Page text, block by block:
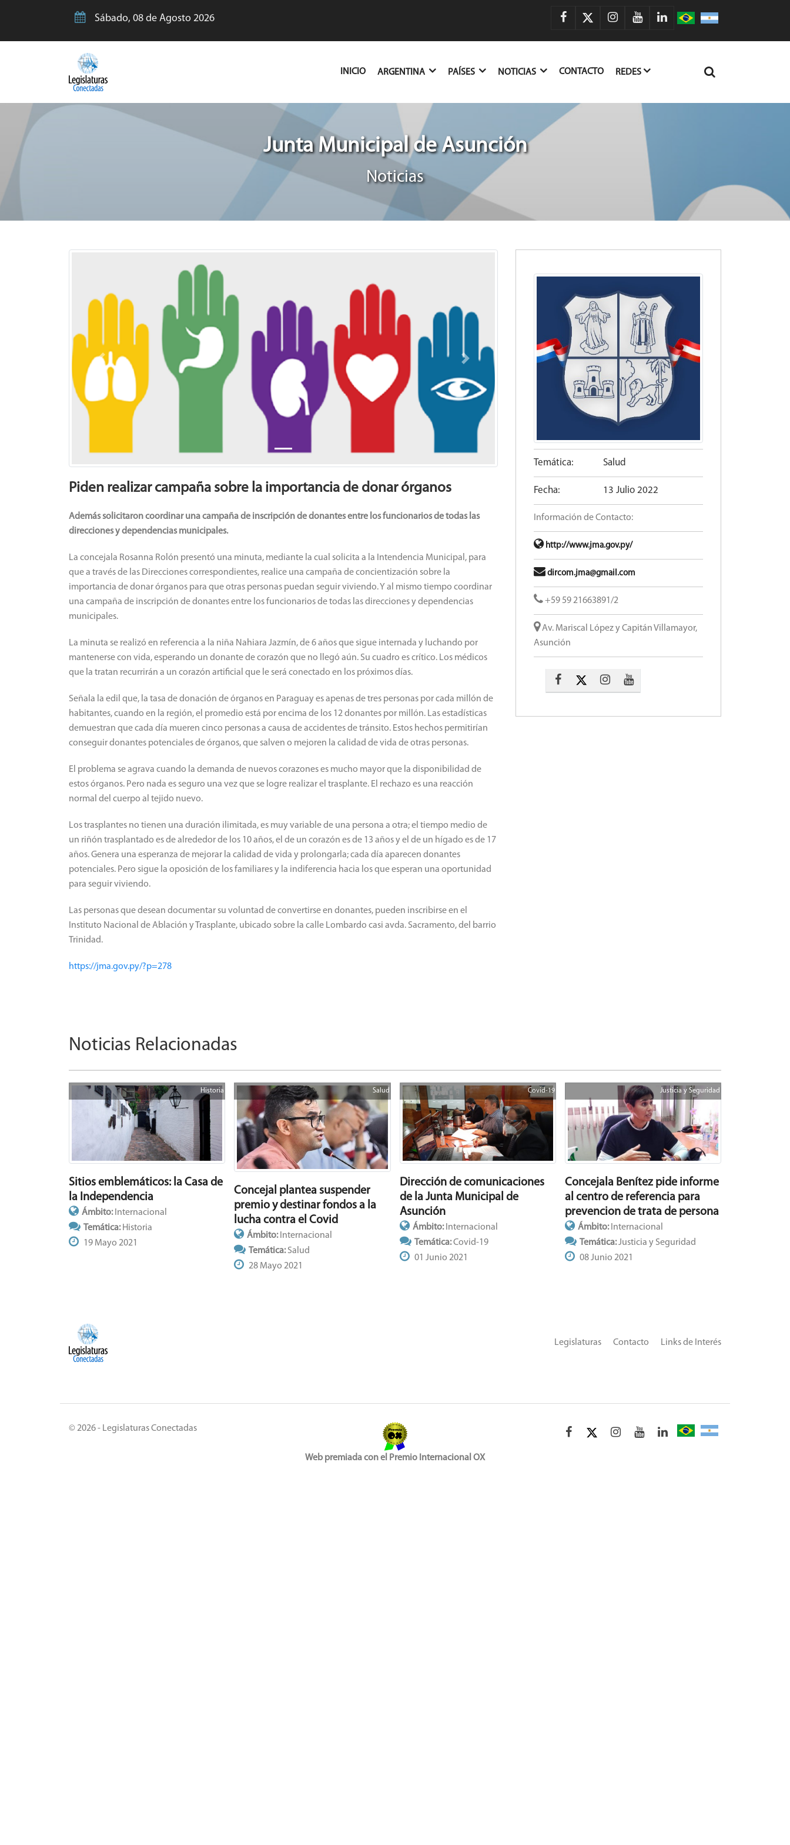
Sábado, 08 de Agosto 2026
INICIO(CURRENT)
ARGENTINA PAÍSES NOTICIAS CONTACTO REDES
Junta Municipal de Asunción
Noticias
Previous Next
Piden realizar campaña sobre la importancia de donar órganos
Además solicitaron coordinar una campaña de inscripción de donantes entre los funcionarios de todas las
direcciones y dependencias municipales.
La concejala Rosanna Rolón presentó una minuta, mediante la cual solicita a la Intendencia Municipal, para
que a través de las Direcciones correspondientes, realice una campaña de concientización sobre la
importancia de donar órganos para que otras personas puedan seguir viviendo. Y al mismo tiempo coordinar
una campaña de inscripción de donantes entre los funcionarios de todas las direcciones y dependencias
municipales.
La minuta se realizó en referencia a la niña Nahiara Jazmín, de 6 años que sigue internada y luchando por
mantenerse con vida, esperando un donante de corazón que no llegó aún. Su cuadro es crítico. Los médicos
que la tratan recurrirán a un corazón artificial que le será conectado en los próximos días.
Señala la edil que, la tasa de donación de órganos en Paraguay es apenas de tres personas por cada millón de
habitantes, cuando en la región, el promedio está por encima de los 12 donantes por millón. Las estadísticas
demuestran que cada día mueren cinco personas a causa de accidentes de tránsito. Estos hechos permitirían
conseguir donantes potenciales de órganos, que salven o mejoren la calidad de vida de otras personas.
El problema se agrava cuando la demanda de nuevos corazones es mucho mayor que la disponibilidad de
estos órganos. Pero nada es seguro una vez que se logre realizar el trasplante. El rechazo es una reacción
normal del cuerpo al tejido nuevo.
Los trasplantes no tienen una duración ilimitada, es muy variable de una persona a otra; el tiempo medio de
un riñón trasplantado es de alrededor de los 10 años, el de un corazón es de 13 años y el de un hígado es de 17
años. Genera una esperanza de mejorar la calidad de vida y prolongarla; cada día aparecen donantes
potenciales. Pero sigue la oposición de los familiares y la indiferencia hacia los que esperan una oportunidad
para seguir viviendo.
Las personas que desean documentar su voluntad de convertirse en donantes, pueden inscribirse en el
Instituto Nacional de Ablación y Trasplante, ubicado sobre la calle Lombardo casi avda. Sacramento, del barrio
Trinidad.
https://jma.gov.py/?p=278
Temática: Salud
Fecha: 13 Julio 2022
Información de Contacto:
http://www.jma.gov.py/
dircom.jma@gmail.com
+59 59 21663891/2
Av. Mariscal López y Capitán Villamayor,
Asunción
Noticias Relacionadas
Historia
Sitios emblemáticos: la Casa de
la Independencia
Ámbito: Internacional
Temática: Historia
19 Mayo 2021
Salud
Concejal plantea suspender
premio y destinar fondos a la
lucha contra el Covid
Ámbito: Internacional
Temática:Salud
28 Mayo 2021
Covid-19
Dirección de comunicaciones
de la Junta Municipal de
Asunción
Ámbito: Internacional
Temática:Covid-19
01 Junio 2021
Justicia y Seguridad
Concejala Benítez pide informe
al centro de referencia para
prevencion de trata de persona
Ámbito: Internacional
Temática:Justicia y Seguridad
08 Junio 2021
Links de Interés
Contacto
Legislaturas
© 2026 - Legislaturas Conectadas
Web premiada con el Premio Internacional OX